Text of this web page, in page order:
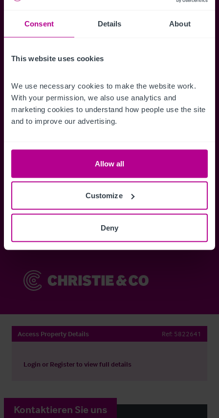
Consent Details About
This website uses cookies
We use necessary cookies to make the website work.
With your permission, we also use analytics and
marketing cookies to understand how people use the site
and to improve our advertising.
Allow all
Customize
Deny
Benachrichtigungen für neuen Objekten zu
Zugriff auf alle
Informationen
Speichern
Anmelden
Sie haben bereits ein Konto? Jetzt anmelden
Access Property Details Ref: 5822641
Login or Registerto view full details
Kontaktieren Sie uns